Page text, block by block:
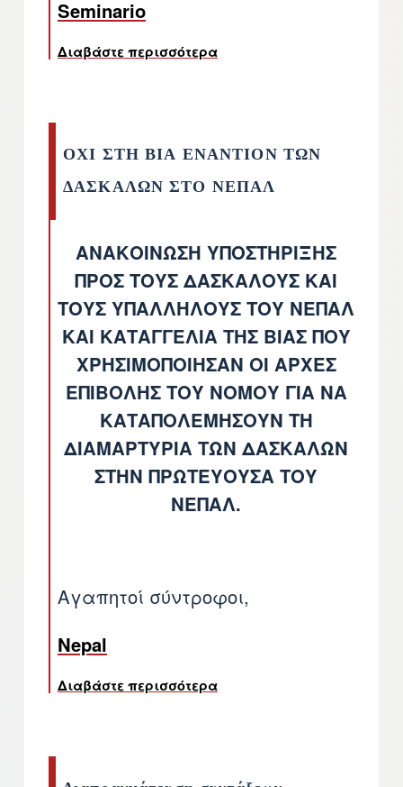
Seminario
Διαβάστε περισσότερα
ΟΧΙ ΣΤΗ ΒΙΑ ΕΝΑΝΤΙΟΝ ΤΩΝ
ΔΑΣΚΑΛΩΝ ΣΤΟ ΝΕΠΑΛ
ΑΝΑΚΟΙΝΩΣΗ ΥΠΟΣΤΗΡΙΞΗΣ
ΠΡΟΣ ΤΟΥΣ ΔΑΣΚΑΛΟΥΣ ΚΑΙ
ΤΟΥΣ ΥΠΑΛΛΗΛΟΥΣ ΤΟΥ ΝΕΠΑΛ
ΚΑΙ ΚΑΤΑΓΓΕΛΙΑ ΤΗΣ ΒΙΑΣ ΠΟΥ
ΧΡΗΣΙΜΟΠΟΙΗΣΑΝ ΟΙ ΑΡΧΕΣ
ΕΠΙΒΟΛΗΣ ΤΟΥ ΝΟΜΟΥ ΓΙΑ ΝΑ
ΚΑΤΑΠΟΛΕΜΗΣΟΥΝ ΤΗ
ΔΙΑΜΑΡΤΥΡΙΑ ΤΩΝ ΔΑΣΚΑΛΩΝ
ΣΤΗΝ ΠΡΩΤΕΥΟΥΣΑ ΤΟΥ
ΝΕΠΑΛ.
Αγαπητοί σύντροφοι,
Nepal
Διαβάστε περισσότερα